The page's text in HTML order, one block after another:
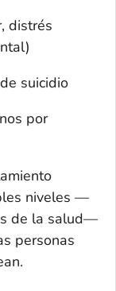
distrés
suicidio
por
niveles —
de la salud—
personas